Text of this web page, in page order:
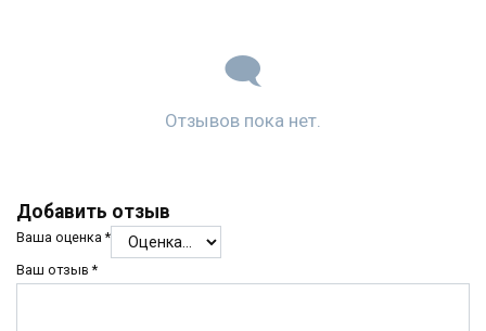
Отзывов пока нет.
Добавить отзыв
Ваша оценка*
Ваш отзыв*